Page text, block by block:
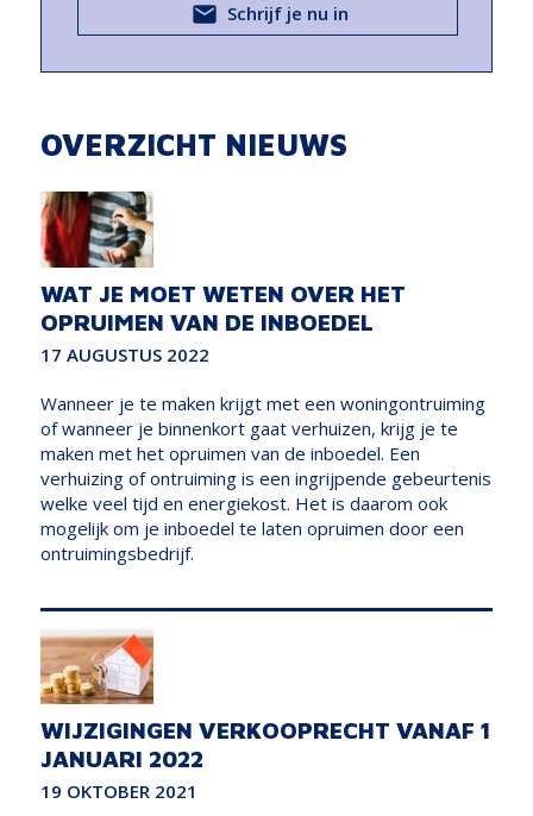
Schrijf je nu in
OVERZICHT NIEUWS
WAT JE MOET WETEN OVER HET
OPRUIMEN VAN DE INBOEDEL
17 AUGUSTUS 2022
Wanneer je te maken krijgt met een woningontruiming
of wanneer je binnenkort gaat verhuizen, krijg je te
maken met het opruimen van de inboedel. Een
verhuizing of ontruiming is een ingrijpende gebeurtenis
welke veel tijd en energiekost. Het is daarom ook
mogelijk om je inboedel te laten opruimen door een
ontruimingsbedrijf.
WIJZIGINGEN VERKOOPRECHT VANAF 1
JANUARI 2022
19 OKTOBER 2021